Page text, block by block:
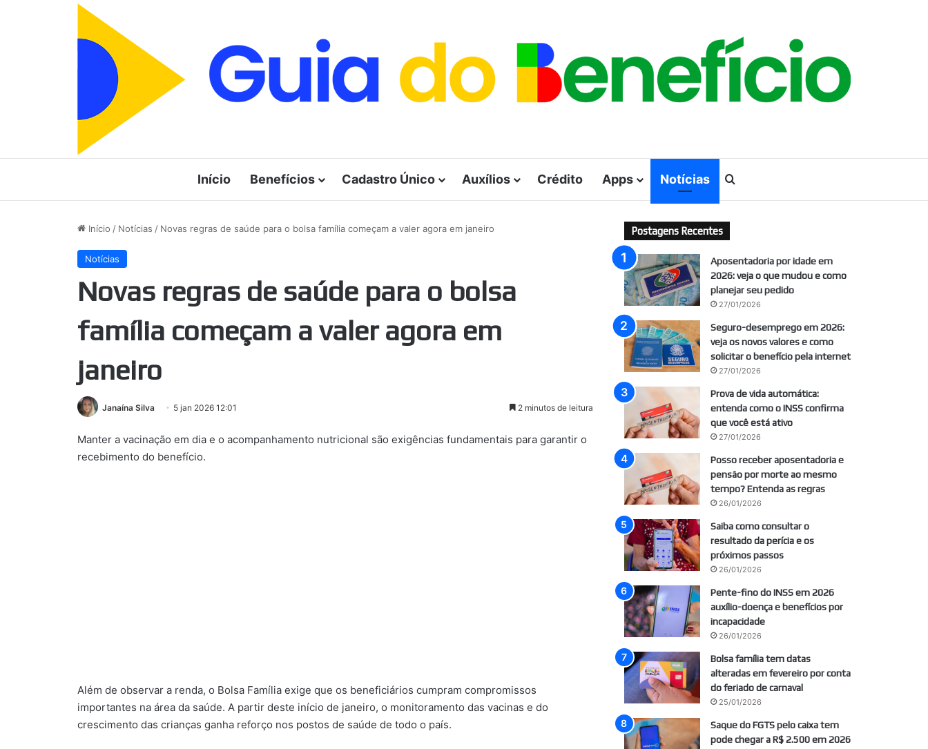
Início Benefícios Cadastro Único Auxílios Crédito Apps Notícias
Início / Notícias / Novas regras de saúde para o bolsa família começam a valer agora em janeiro
Notícias
Novas regras de saúde para o bolsa
família começam a valer agora em
janeiro
Janaína Silva 5 jan 2026 12:01 2 minutos de leitura
Manter a vacinação em dia e o acompanhamento nutricional são exigências fundamentais para garantir o
recebimento do benefício.
Além de observar a renda, o Bolsa Família exige que os beneficiários cumpram compromissos
importantes na área da saúde. A partir deste início de janeiro, o monitoramento das vacinas e do
crescimento das crianças ganha reforço nos postos de saúde de todo o país.
Postagens Recentes
Aposentadoria por idade em
2026: veja o que mudou e como
planejar seu pedido
27/01/2026
Seguro-desemprego em 2026:
veja os novos valores e como
solicitar o benefício pela internet
27/01/2026
Prova de vida automática:
entenda como o INSS confirma
que você está ativo
27/01/2026
Posso receber aposentadoria e
pensão por morte ao mesmo
tempo? Entenda as regras
26/01/2026
Saiba como consultar o
resultado da perícia e os
próximos passos
26/01/2026
Pente-fino do INSS em 2026
auxílio-doença e benefícios por
incapacidade
26/01/2026
Bolsa família tem datas
alteradas em fevereiro por conta
do feriado de carnaval
25/01/2026
Saque do FGTS pelo caixa tem
pode chegar a R$ 2.500 em 2026